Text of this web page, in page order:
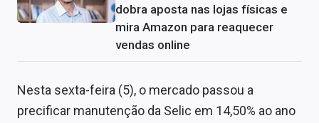
dobra aposta nas lojas físicas e
mira Amazon para reaquecer
vendas online
Nesta sexta-feira (5), o mercado passou a
precificar manutenção da Selic em 14,50% ao ano